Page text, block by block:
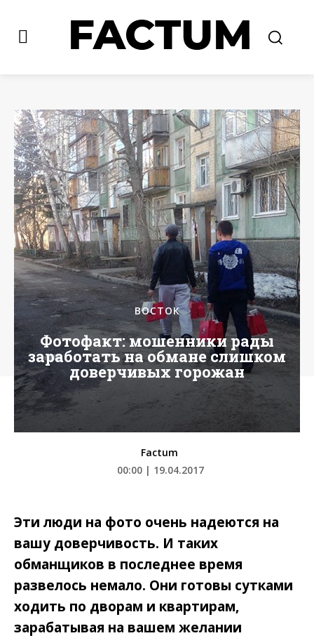
ВОСТОК
Фотофакт: мошенники рады
заработать на обмане слишком
доверчивых горожан
Factum
00:00 | 19.04.2017
Эти люди на фото очень надеются на
вашу доверчивость. И таких
обманщиков в последнее время
развелось немало. Они готовы сутками
ходить по дворам и квартирам,
зарабатывая на вашем желании